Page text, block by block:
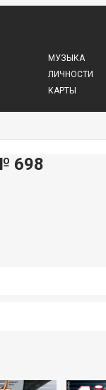
МУЗЫКА
ЛИЧНОСТИ
КАРТЫ
698